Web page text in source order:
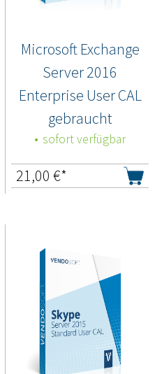
Microsoft Exchange
Server 2016
Enterprise User CAL
gebraucht
sofort verfügbar
21,00 €*